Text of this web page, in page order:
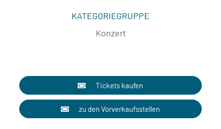
KATEGORIEGRUPPE
Konzert
Tickets kaufen
zu den Vorverkaufsstellen